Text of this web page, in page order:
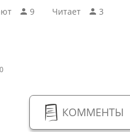
9 Читаeт 3
КОММЕНТЫ